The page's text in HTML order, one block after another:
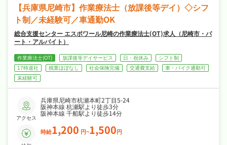
【兵庫県尼崎市】作業療法士（放課後等デイ）◇シフ
ト制／未経験可／車通勤OK
総合支援センター エスポワール尼崎の作業療法士(OT)求人（尼崎市・パ
ート・アルバイト）
作業療法士(OT) 放課後等デイサービス 日・祝休み
シフト制
17時退社
残業ほぼなし 社会保険完備 交通費支給
車・バイク通勤可
未経験可
アクセス
兵庫県尼崎市杭瀬本町2丁目5-24
阪神本線 杭瀬駅より徒歩3分
阪神本線 千船駅より徒歩14分
時給1,200 円~1,500円